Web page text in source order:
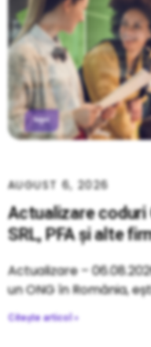
Actualizare coduri
SRL, PFA și alte
AUGUST 6, 2026
Actualizare –
un ONG în România,
Citește articol »